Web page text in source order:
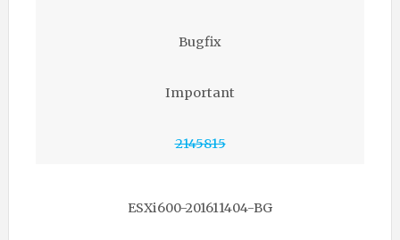
Bugfix
Important
2145815
ESXi600-201611404-BG